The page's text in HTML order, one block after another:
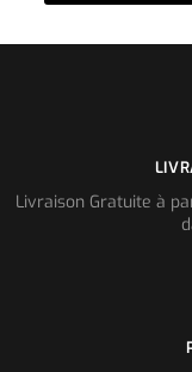
Livraison Gratuite à